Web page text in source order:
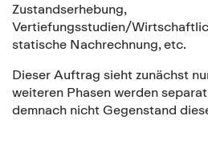
Zustandserhebung,
Vertiefungsstudien/
statische Nachrechnung, etc.
Dieser Auftrag sieht zunächst
weiteren Phasen werden
demnach nicht Gegenstand